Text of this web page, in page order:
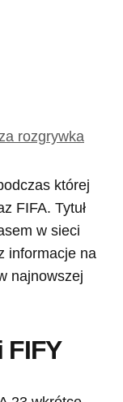
rozgrywka
której
FIFA. Tytuł
w sieci
informacje na
najnowszej
FIFY